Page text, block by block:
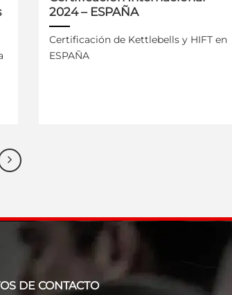
2024 – ESPAÑA
Certificación de Kettlebells y HIFT en
ESPAÑA
DE CONTACTO